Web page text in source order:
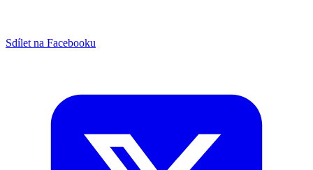
Sdílet na Facebooku